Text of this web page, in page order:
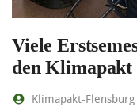
Viele
den Klimapakt
Klimapakt-Flensburg